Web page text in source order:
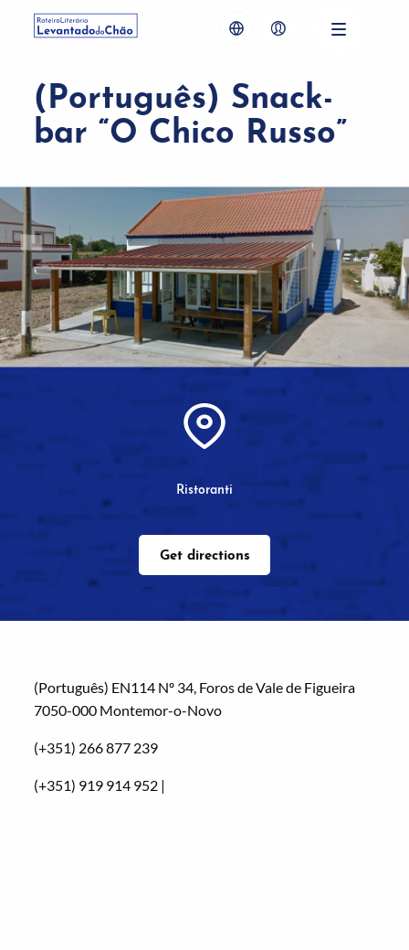
(Português) Snack-
bar “O Chico Russo”
Ristoranti
Get directions
(Português) EN114 Nº 34, Foros de Vale de Figueira
7050-000 Montemor-o-Novo
(+351) 266 877 239
(+351) 919 914 952 |